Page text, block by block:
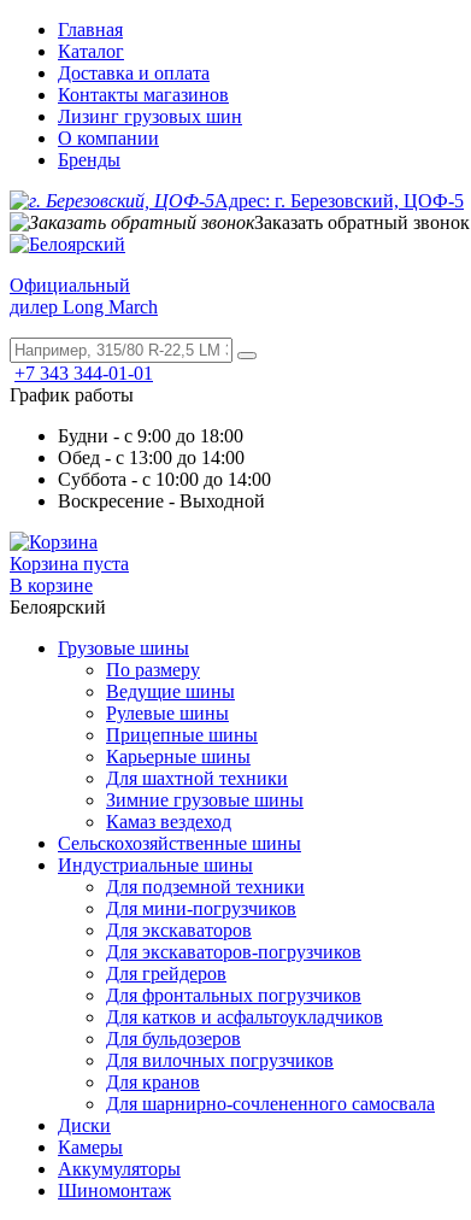
Главная
Каталог
Доставка и оплата
Контакты магазинов
Лизинг грузовых шин
О компании
Бренды
Адрес: г. Березовский, ЦОФ-5
Заказать обратный звонок
Официальный
дилер Long March
+7 343 344-01-01
График работы
Будни - с 9:00 до 18:00
Обед - с 13:00 до 14:00
Суббота - с 10:00 до 14:00
Воскресение - Выходной
Корзина пуста
В корзине
Белоярский
Грузовые шины
По размеру
Ведущие шины
Рулевые шины
Прицепные шины
Карьерные шины
Для шахтной техники
Зимние грузовые шины
Камаз вездеход
Сельскохозяйственные шины
Индустриальные шины
Для подземной техники
Для мини-погрузчиков
Для экскаваторов
Для экскаваторов-погрузчиков
Для грейдеров
Для фронтальных погрузчиков
Для катков и асфальтоукладчиков
Для бульдозеров
Для вилочных погрузчиков
Для кранов
Для шарнирно-сочлененного самосвала
Диски
Камеры
Аккумуляторы
Шиномонтаж